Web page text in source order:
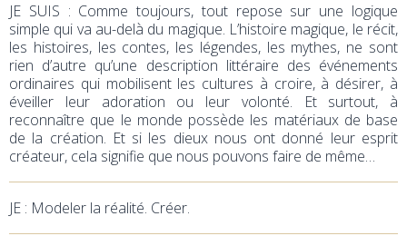
JE SUIS : Comme toujours, tout repose sur une logique
simple qui va au-delà du magique. L’histoire magique, le récit,
les histoires, les contes, les légendes, les mythes, ne sont
rien d’autre qu’une description littéraire des événements
ordinaires qui mobilisent les cultures à croire, à désirer, à
éveiller leur adoration ou leur volonté. Et surtout, à
reconnaître que le monde possède les matériaux de base
de la création. Et si les dieux nous ont donné leur esprit
créateur, cela signifie que nous pouvons faire de même…
JE : Modeler la réalité. Créer.